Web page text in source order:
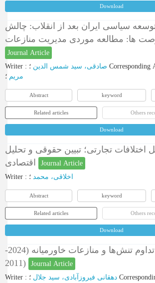
Download
سیاسی ایران بعد از انقلاب: چالش
ها: مطالعه موردی مدیریت منازعات
Journal Article
Writer : صادقی، سید شمس الدین Corresponding
مریم ؛
Abstract keyword
Related articles Others
Download
تجارتی؛ تبیین حقوقی و تحلیل
Journal Article
Writer : اخلاقی، محمد ؛
Abstract keyword
Related articles Others
Download
نقش عواطف در تداوم تنش‌ها و منازعات خاورمیانه (2024-
2011)
Journal Article
Writer : دهقانی فیروزآبادی، سید جلال